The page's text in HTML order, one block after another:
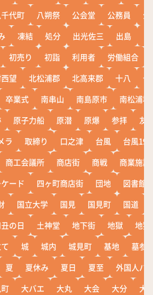
代町 八朔祭 公会堂 公務員
公
凍結 処分 出光佐三 出島
初売り 初詣 利用者 労働組合
望 北松浦郡 北高来郡 十八
十
卒業式 南串山 南島原市
南松浦郡
原子力船 原潜 原爆 参拝
友
ラ 取締り 口之津 台風
台風19
商工会議所 商店街 商戦
商業施設
ード 四ヶ町商店街 団地
図書館
国立大学 国見 国見町 国道
の日 土神堂 地下街 地獄
地獄
城 城内 城見町 基地
墓参
夏 夏休み 夏日 夏至
外国人バ
大バエ 大丸 大会 大分
大